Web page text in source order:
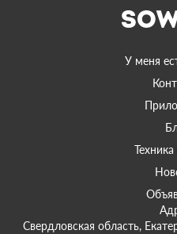
У меня
Свердловская область,